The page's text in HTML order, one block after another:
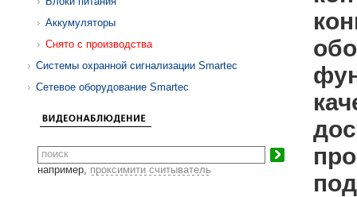
Аккумуляторы
Снято с производства
Системы охранной сигнализации Smartec
Сетевое оборудование Smartec
например, проксимити считыватель